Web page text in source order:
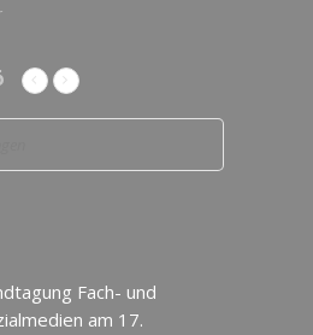
Fach- und
am 17.